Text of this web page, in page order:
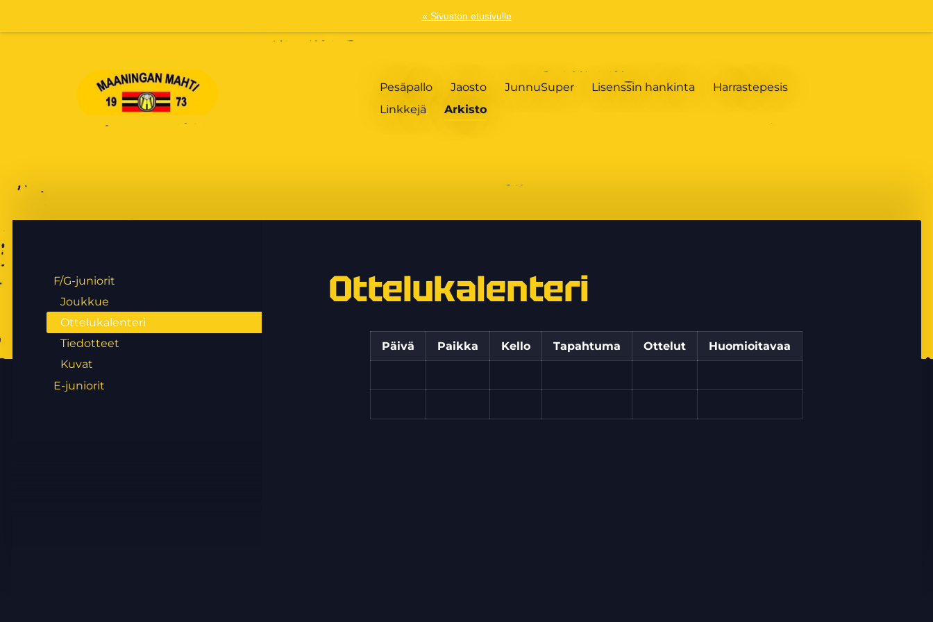
sivun
« Sivuston etusivulle
Maaningan Mahti
Pesäpallo Jaosto JunnuSuper Lisenssin hankinta
Harrastepesis
Linkkejä
Arkisto
F/G-juniorit
Joukkue
Ottelukalenteri
Tiedotteet
Kuvat
E-juniorit
Ottelukalenteri
Päivä Paikka Kello Tapahtuma Ottelut Huomioitavaa